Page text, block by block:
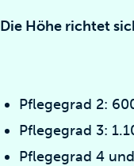
Die Höhe richtet
Pflegegrad 2:
Pflegegrad 3:
Pflegegrad 4